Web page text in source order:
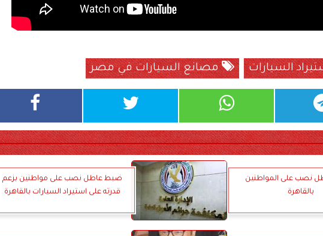
السيارات مصانع السيارات في مصر
نصب على المواطنين
بالقاهرة
ضبط عاطل نصب على مواطنين بزعم
قدرته على استيراد السيارات بالقاهرة